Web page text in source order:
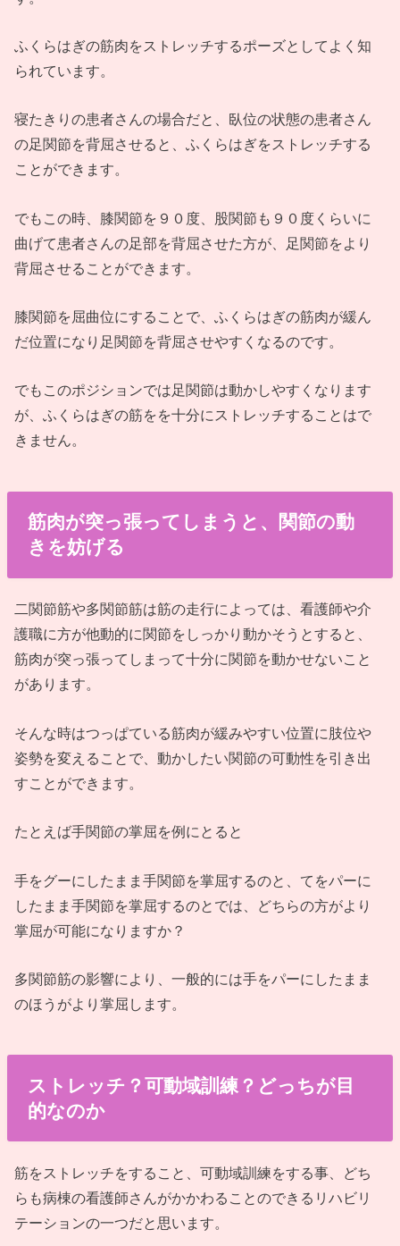
ふくらはぎの筋肉をストレッチするポーズとしてよく知
られています。
寝たきりの患者さんの場合だと、臥位の状態の患者さん
の足関節を背屈させると、ふくらはぎをストレッチする
ことができます。
でもこの時、膝関節を９０度、股関節も９０度くらいに
曲げて患者さんの足部を背屈させた方が、足関節をより
背屈させることができます。
膝関節を屈曲位にすることで、ふくらはぎの筋肉が緩ん
だ位置になり足関節を背屈させやすくなるのです。
でもこのポジションでは足関節は動かしやすくなります
が、ふくらはぎの筋をを十分にストレッチすることはで
きません。
筋肉が突っ張ってしまうと、関節の動
きを妨げる
二関節筋や多関節筋は筋の走行によっては、看護師や介
護職に方が他動的に関節をしっかり動かそうとすると、
筋肉が突っ張ってしまって十分に関節を動かせないこと
があります。
そんな時はつっぱている筋肉が緩みやすい位置に肢位や
姿勢を変えることで、動かしたい関節の可動性を引き出
すことができます。
たとえば手関節の掌屈を例にとると
手をグーにしたまま手関節を掌屈するのと、てをパーに
したまま手関節を掌屈するのとでは、どちらの方がより
掌屈が可能になりますか？
多関節筋の影響により、一般的には手をパーにしたまま
のほうがより掌屈します。
ストレッチ？可動域訓練？どっちが目
的なのか
筋をストレッチをすること、可動域訓練をする事、どち
らも病棟の看護師さんがかかわることのできるリハビリ
テーションの一つだと思います。